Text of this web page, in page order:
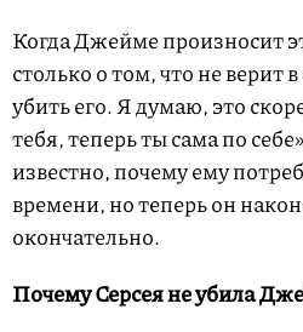
Когда Джейме произносит
столько о том, что не верит
убить его. Я думаю, это
тебя, теперь ты сама по
известно, почему ему
времени, но теперь он
окончательно.
Почему Серсея не убила